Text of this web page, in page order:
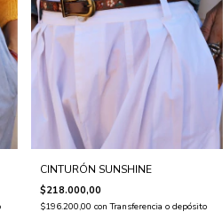
CINTURÓN SUNSHINE
$218.000,00
$196.200,00 con Transferencia o depósito